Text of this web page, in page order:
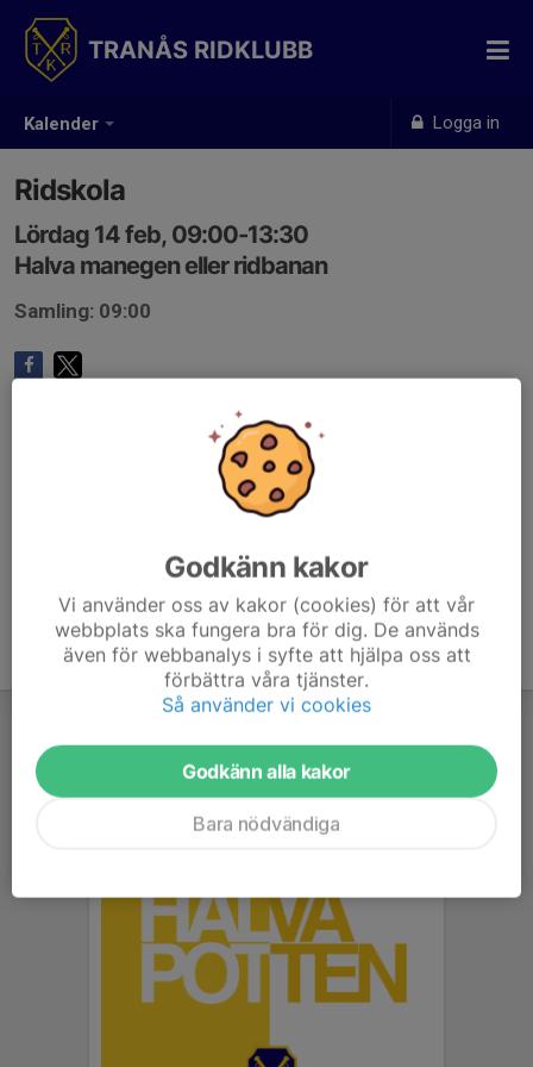
Kalender Logga in
TRANÅS RIDKLUBB
Ridskola
Lördag 14 feb, 09:00-13:30
Halva manegen eller ridbanan
Samling: 09:00
Godkänn kakor
Vi använder oss av kakor (cookies) för att vår
webbplats ska fungera bra för dig. De används
även för webbanalys i syfte att hjälpa oss att
förbättra våra tjänster.
Så använder vi cookies
Godkänn alla kakor
Bara nödvändiga